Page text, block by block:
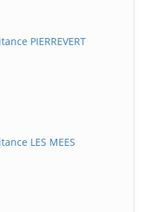
PIERREVERT
LES MEES